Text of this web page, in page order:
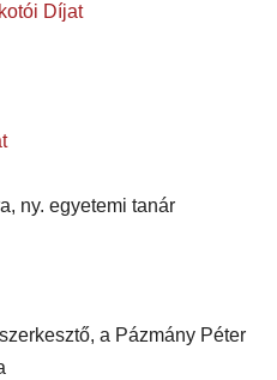
Díjat
ny. egyetemi tanár
a Pázmány Péter